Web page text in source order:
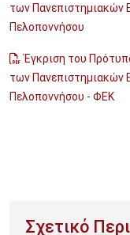
των Πανεπιστημιακών
Πελοποννήσου
Έγκριση του
των Πανεπιστημιακών
Πελοποννήσου - ΦΕΚ